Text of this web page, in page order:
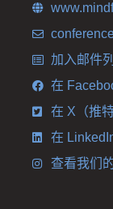
加入邮件
在
在 X（推
在
查看我们